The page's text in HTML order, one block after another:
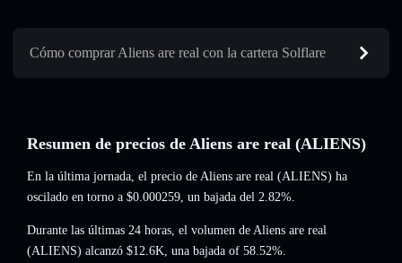
Cómo comprar Aliens are real con la cartera Solflare
Resumen de precios de Aliens are real (ALIENS)
En la última jornada, el precio de Aliens are real (ALIENS) ha
oscilado en torno a $0.000259, un bajada del 2.82%.
Durante las últimas 24 horas, el volumen de Aliens are real
(ALIENS) alcanzó $12.6K, una bajada of 58.52%.